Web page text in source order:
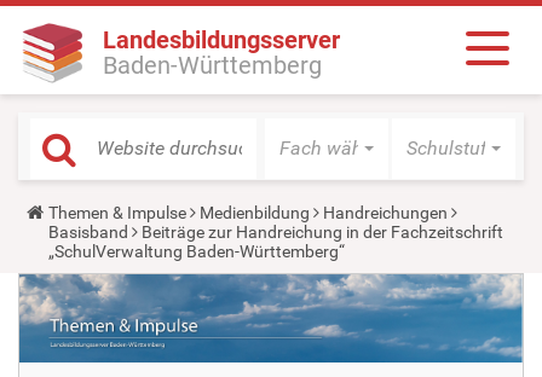
Landesbildungsserver
Baden-Württemberg
Fach wählen Schulstufe
Y
o
u
a
r
e
h
e
r
Themen & Impulse Medienbildung
Handreichungen
Basisband
Beiträge zur Handreichung in der Fachzeitschrift
„SchulVerwaltung Baden-Württemberg“